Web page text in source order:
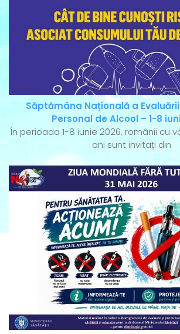
Săptămâna Națională a
Personal de Alcool – 1-8
În perioada 1-8 iunie 2026, românii cu
ani sunt invitați din